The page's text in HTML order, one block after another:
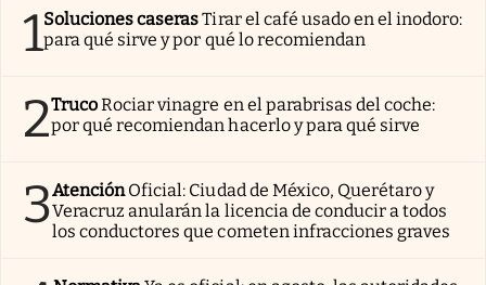
1Soluciones caserasTirar el café usado en el inodoro:
para qué sirve y por qué lo recomiendan
2TrucoRociar vinagre en el parabrisas del coche:
por qué recomiendan hacerlo y para qué sirve
3AtenciónOficial: Ciudad de México, Querétaro y
Veracruz anularán la licencia de conducir a todos
los conductores que cometen infracciones graves